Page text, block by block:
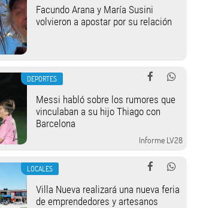
Facundo Arana y María Susini
volvieron a apostar por su relación
DEPORTES
Messi habló sobre los rumores que
vinculaban a su hijo Thiago con
Barcelona
Informe LV28
LOCALES
Villa Nueva realizará una nueva feria
de emprendedores y artesanos